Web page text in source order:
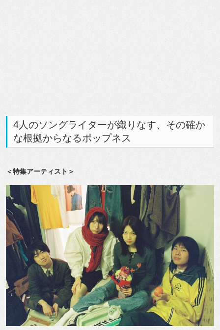
4人のソングライターが織りなす、その確か
な根拠からなるポップネス
＜特集アーティスト＞